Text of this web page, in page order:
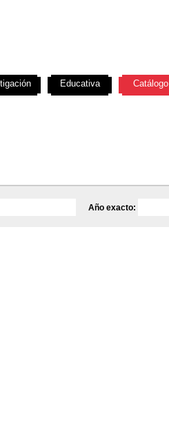
Año exacto:
Educativa Catálogo